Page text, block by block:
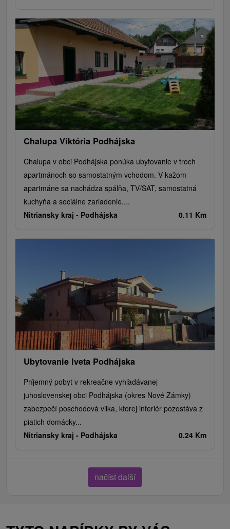
Chalupa Viktória Podhájska
Chalupa v obci Podhájska ponúka ubytovanie v troch
apartmánoch so samostatným vchodom. V kažom
apartmáne sa nachádza spálňa, TV/SAT, samostatná
kuchyňa a sociálne zariadenie....
Nitriansky kraj - Podhájska 0.11 Km
Ubytovanie Iveta Podhájska
Príjemný pobyt v rekreačne vyhľadávanej
juhoslovenskej obci Podhájska (okres Nové Zámky)
zabezpečí poschodová vilka, ktorej interiér pozostáva z
piatich domácky...
Nitriansky kraj - Podhájska 0.24 Km
načíst další